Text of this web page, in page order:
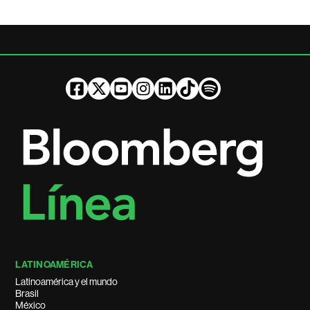
LATINOAMÉRICA
Latinoamérica y el mundo
Brasil
México